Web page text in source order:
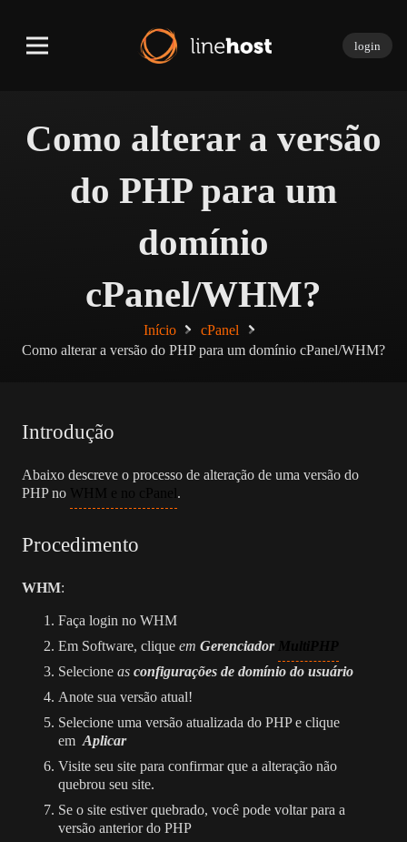
login
Como alterar a versão
do PHP para um
domínio
cPanel/WHM?
Início
cPanel
Como alterar a versão do PHP para um domínio cPanel/WHM?
Introdução
Abaixo descreve o processo de alteração de uma versão do
PHP no
.
Procedimento
WHM:
Faça login no WHM
Em Software, clique em Gerenciador
Selecione as configurações de domínio do usuário
Anote sua versão atual!
Selecione uma versão atualizada do PHP e clique
em Aplicar
Visite seu site para confirmar que a alteração não
quebrou seu site.
Se o site estiver quebrado, você pode voltar para a
versão anterior do PHP